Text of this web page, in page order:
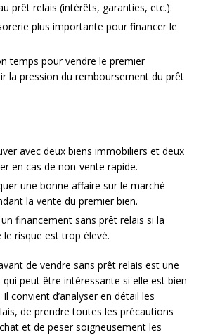
prêt relais (intérêts, garanties, etc.).
plus importante pour financer le
temps pour vendre le premier
la pression du remboursement du prêt
avec deux biens immobiliers et deux
en cas de non-vente rapide.
une bonne affaire sur le marché
la vente du premier bien.
financement sans prêt relais si la
risque est trop élevé.
de vendre sans prêt relais est une
peut être intéressante si elle est bien
convient d’analyser en détail les
de prendre toutes les précautions
et de peser soigneusement les